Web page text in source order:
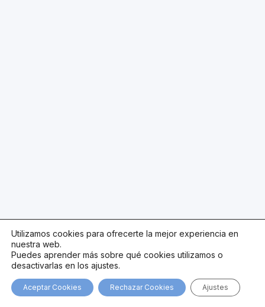
Utilizamos cookies para ofrecerte la mejor experiencia en
nuestra web.
Puedes aprender más sobre qué cookies utilizamos o
desactivarlas en los ajustes.
Aceptar Cookies Rechazar Cookies Ajustes